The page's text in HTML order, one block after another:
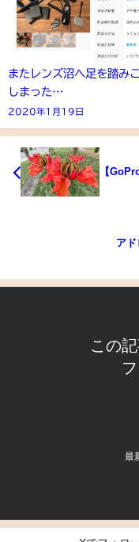
またレンズ沼へ足を踏み
しまった…
2020年1月19日
【
アド
この
最